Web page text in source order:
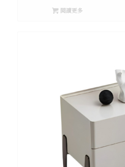
閱讀更多